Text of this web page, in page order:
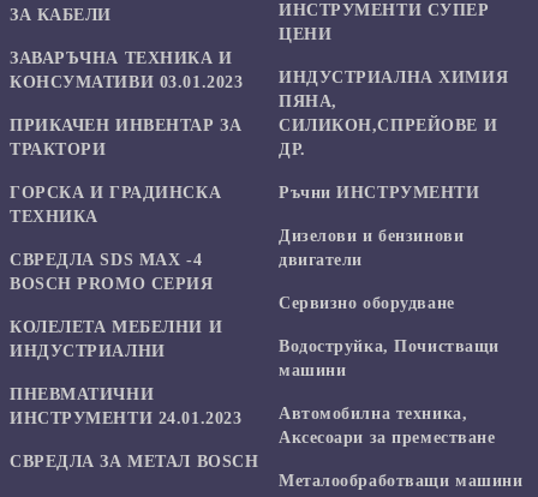
ЗА КАБЕЛИ
ЗАВАРЪЧНА ТЕХНИКА И
КОНСУМАТИВИ 03.01.2023
ПРИКАЧЕН ИНВЕНТАР ЗА
ТРАКТОРИ
ГОРСКА И ГРАДИНСКА
ТЕХНИКА
СВРЕДЛА SDS MAX -4
BOSCH PROMO СЕРИЯ
КОЛЕЛЕТА МЕБЕЛНИ И
ИНДУСТРИАЛНИ
ПНЕВМАТИЧНИ
ИНСТРУМЕНТИ 24.01.2023
СВРЕДЛА ЗА МЕТАЛ BOSCH
ИНСТРУМЕНТИ СУПЕР
ЦЕНИ
ИНДУСТРИАЛНА ХИМИЯ
ПЯНА,
СИЛИКОН,СПРЕЙОВЕ И
ДР.
Ръчни ИНСТРУМЕНТИ
Дизелови и бензинови
двигатели
Сервизно оборудване
Водоструйка, Почистващи
машини
Автомобилна техника,
Аксесоари за преместване
Mеталообработващи машини